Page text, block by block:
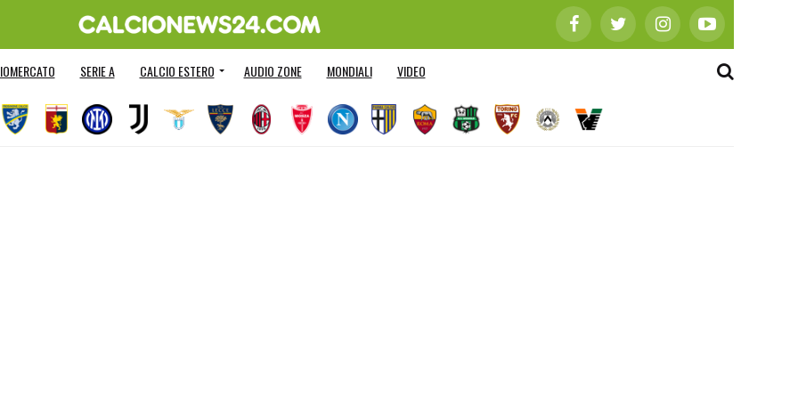
SERIE A CALCIO ESTERO AUDIO ZONE MONDIALI VIDEO